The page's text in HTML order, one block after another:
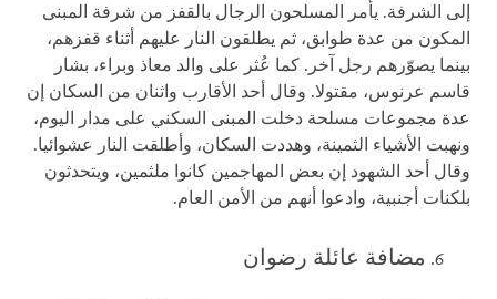
إلى الشرفة. يأمر المسلحون الرجال بالقفز من شرفة المبنى
المكون من عدة طوابق، ثم يطلقون النار عليهم أثناء قفزهم،
بينما يصوّرهم رجل آخر. كما عُثر على والد معاذ وبراء، بشار
قاسم عرنوس، مقتولا. وقال أحد الأقارب واثنان من السكان إن
عدة مجموعات مسلحة دخلت المبنى السكني على مدار اليوم،
ونهبت الأشياء الثمينة، وهددت السكان، وأطلقت النار عشوائيا.
وقال أحد الشهود إن بعض المهاجمين كانوا ملثمين، ويتحدثون
بلكنات أجنبية، وادعوا أنهم من الأمن العام.
مضافة عائلة رضوان